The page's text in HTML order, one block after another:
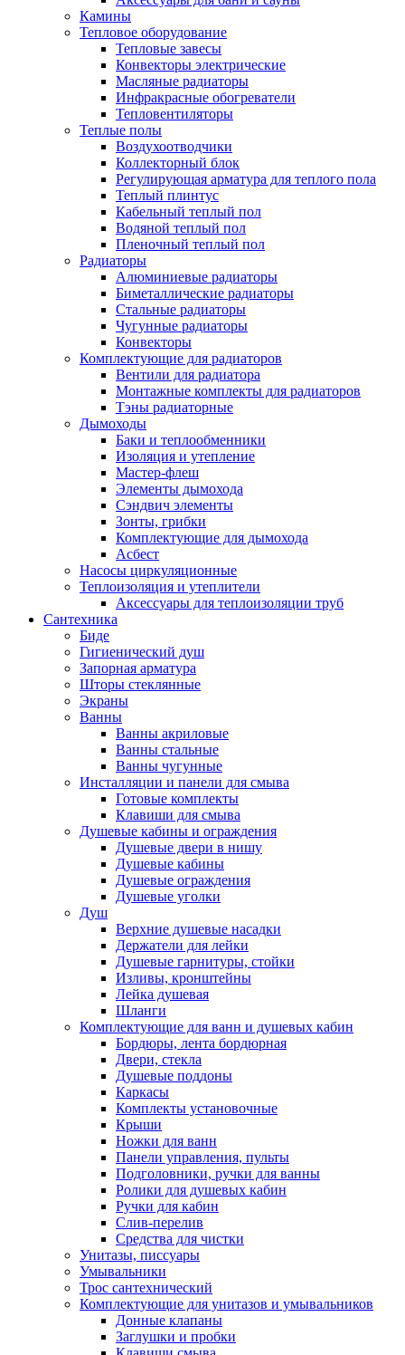
Камины
Тепловое оборудование
Тепловые завесы
Конвекторы электрические
Масляные радиаторы
Инфракрасные обогреватели
Тепловентиляторы
Теплые полы
Воздухоотводчики
Коллекторный блок
Регулирующая арматура для теплого пола
Теплый плинтус
Кабельный теплый пол
Водяной теплый пол
Пленочный теплый пол
Радиаторы
Алюминиевые радиаторы
Биметаллические радиаторы
Стальные радиаторы
Чугунные радиаторы
Конвекторы
Комплектующие для радиаторов
Вентили для радиатора
Монтажные комплекты для радиаторов
Тэны радиаторные
Дымоходы
Баки и теплообменники
Изоляция и утепление
Мастер-флеш
Элементы дымохода
Сэндвич элементы
Зонты, грибки
Комплектующие для дымохода
Асбест
Насосы циркуляционные
Теплоизоляция и утеплители
Аксессуары для теплоизоляции труб
Сантехника
Биде
Гигиенический душ
Запорная арматура
Шторы стеклянные
Экраны
Ванны
Ванны акриловые
Ванны стальные
Ванны чугунные
Инсталляции и панели для смыва
Готовые комплекты
Клавиши для смыва
Душевые кабины и ограждения
Душевые двери в нишу
Душевые кабины
Душевые ограждения
Душевые уголки
Душ
Верхние душевые насадки
Держатели для лейки
Душевые гарнитуры, стойки
Изливы, кронштейны
Лейка душевая
Шланги
Комплектующие для ванн и душевых кабин
Бордюры, лента бордюрная
Двери, стекла
Душевые поддоны
Каркасы
Комплекты установочные
Крыши
Ножки для ванн
Панели управления, пульты
Подголовники, ручки для ванны
Ролики для душевых кабин
Ручки для кабин
Слив-перелив
Средства для чистки
Унитазы, писсуары
Умывальники
Трос сантехнический
Комплектующие для унитазов и умывальников
Донные клапаны
Заглушки и пробки